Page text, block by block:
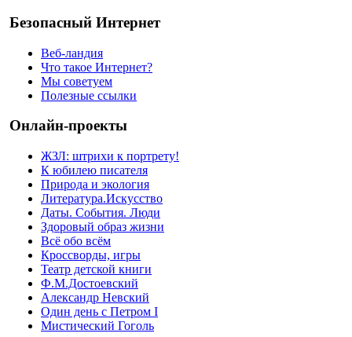
Безопасный Интернет
Веб-ландия
Что такое Интернет?
Мы советуем
Полезные ссылки
Онлайн-проекты
ЖЗЛ: штрихи к портрету!
К юбилею писателя
Природа и экология
Литература.Искусство
Даты. События. Люди
Здоровый образ жизни
Всё обо всём
Кроссворды, игры
Театр детской книги
Ф.М.Достоевский
Александр Невский
Один день с Петром I
Мистический Гоголь